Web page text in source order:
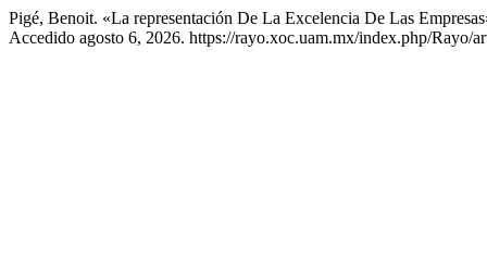
Pigé, Benoit. «La representación De La Excelencia De Las
Accedido agosto 6, 2026. https://rayo.xoc.uam.mx/index.php/Rayo/